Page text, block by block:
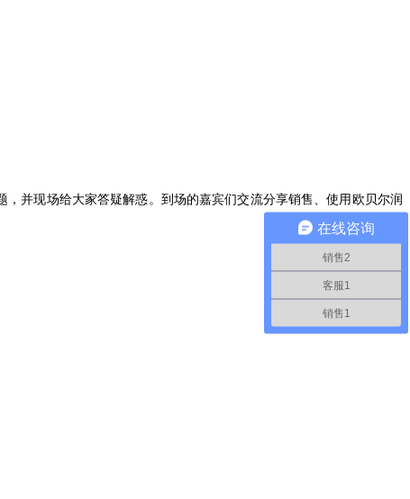
并现场给大家答疑解惑。到场的嘉宾们交流分享销售、使用欧贝尔润
在线咨询
销售2
客服1
销售1